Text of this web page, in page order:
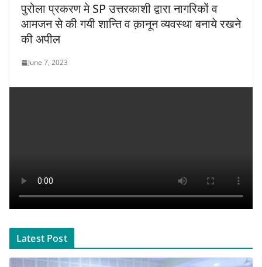
पुरोला प्रकरण मे SP उत्तरकाशी द्वारा नागरिकों व
आमजन से की गयी शान्ति व क़ानून व्यवस्था बनाये रखने
की अपील
June 7, 2023
Latest Post